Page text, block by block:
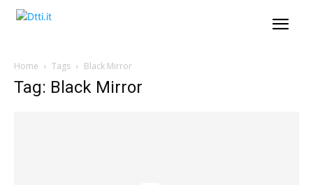
Home Tags Black Mirror
Tag: Black Mirror